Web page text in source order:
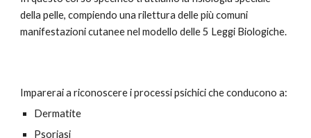
della pelle, compiendo una rilettura delle più comuni
manifestazioni cutanee nel modello delle 5 Leggi Biologiche.
Imparerai a riconoscere i processi psichici che conducono a:
Dermatite
Psoriasi